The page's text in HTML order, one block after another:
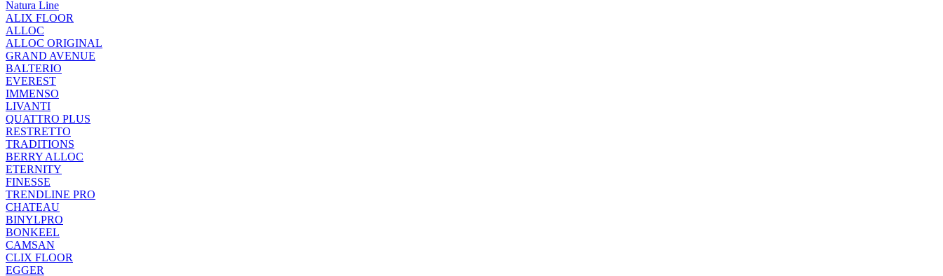
Natura Line
ALIX FLOOR
ALLOC
ALLOC ORIGINAL
GRAND AVENUE
BALTERIO
EVEREST
IMMENSO
LIVANTI
QUATTRO PLUS
RESTRETTO
TRADITIONS
BERRY ALLOC
ETERNITY
FINESSE
TRENDLINE PRO
CHATEAU
BINYLPRO
BONKEEL
CAMSAN
CLIX FLOOR
EGGER